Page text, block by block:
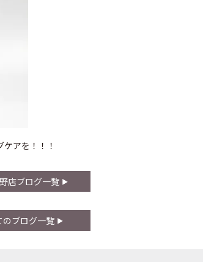
アを！！！
店ブログ一覧
のブログ一覧